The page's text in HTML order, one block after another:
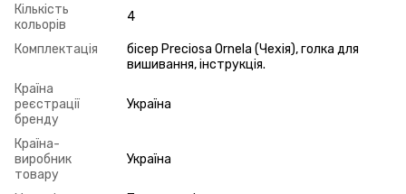
Кількість
кольорів
4
Комплектація
бісер Preciosa Ornela (Чехія), голка для
вишивання, інструкція.
Країна
реєстрації
бренду
Україна
Країна-
виробник
товару
Україна